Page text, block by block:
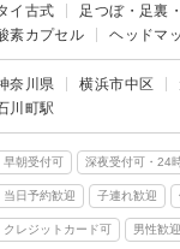
イ古式
足つぼ・足裏
素カプセル
ヘッドマ
奈川県 横浜市中区
川町駅
早朝受付可 深夜受付可・24
当日予約歓迎 子連れ歓迎
クレジットカード可 男性歓迎